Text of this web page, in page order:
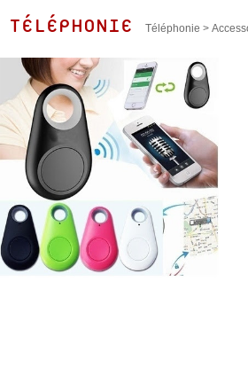
TÉLÉPHONIE Téléphonie >